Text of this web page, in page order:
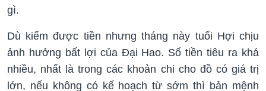
gì.
Dù kiếm được tiền nhưng tháng này tuổi Hợi chịu
ảnh hưởng bất lợi của Đại Hao. Số tiền tiêu ra khá
nhiều, nhất là trong các khoản chi cho đồ có giá trị
lớn, nếu không có kế hoạch từ sớm thì bản mệnh